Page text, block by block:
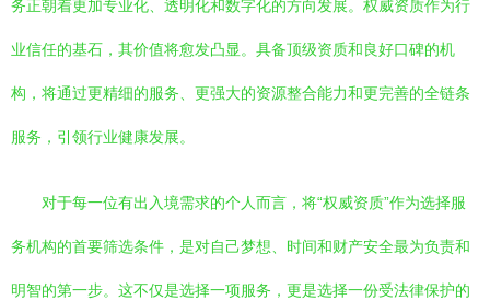
务正朝着更加专业化、透明化和数字化的方向发展。权威资质作为行
业信任的基石，其价值将愈发凸显。具备顶级资质和良好口碑的机
构，将通过更精细的服务、更强大的资源整合能力和更完善的全链条
服务，引领行业健康发展。
对于每一位有出入境需求的个人而言，将“权威资质”作为选择服
务机构的首要筛选条件，是对自己梦想、时间和财产安全最为负责和
明智的第一步。这不仅是选择一项服务，更是选择一份受法律保护的